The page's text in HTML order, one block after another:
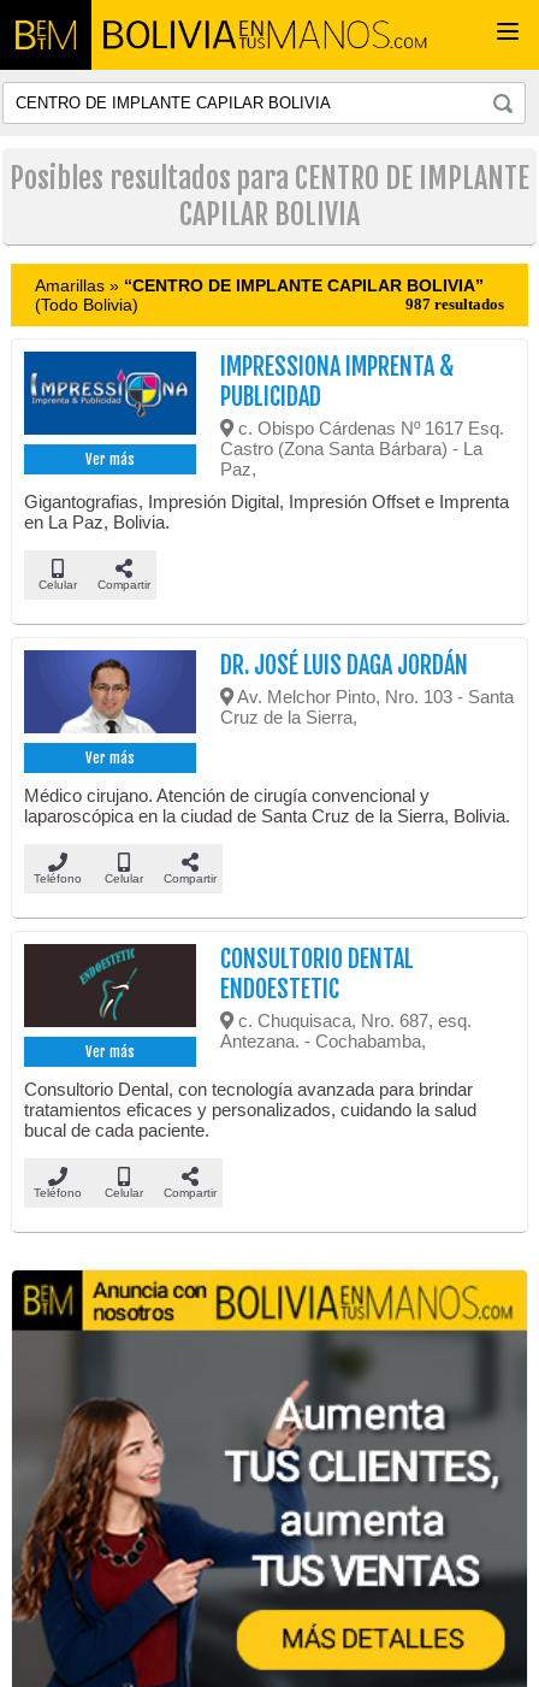
Posibles resultados para CENTRO DE IMPLANTE
CAPILAR BOLIVIA
Amarillas » “CENTRO DE IMPLANTE CAPILAR BOLIVIA”
(Todo Bolivia)
987 resultados
Ver más
IMPRESSIONA IMPRENTA &
PUBLICIDAD
c. Obispo Cárdenas Nº 1617 Esq.
Castro (Zona Santa Bárbara) - La
Paz,
Gigantografias, Impresión Digital, Impresión Offset e Imprenta
en La Paz, Bolivia.
Celular Compartir
Ver más
DR. JOSÉ LUIS DAGA JORDÁN
Av. Melchor Pinto, Nro. 103 - Santa
Cruz de la Sierra,
Médico cirujano. Atención de cirugía convencional y
laparoscópica en la ciudad de Santa Cruz de la Sierra, Bolivia.
Teléfono Celular Compartir
Ver más
CONSULTORIO DENTAL
ENDOESTETIC
c. Chuquisaca, Nro. 687, esq.
Antezana. - Cochabamba,
Consultorio Dental, con tecnología avanzada para brindar
tratamientos eficaces y personalizados, cuidando la salud
bucal de cada paciente.
Teléfono Celular Compartir